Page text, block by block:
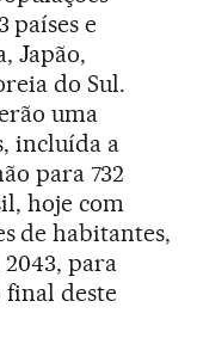
países e
Japão,
do Sul.
uma
incluída a
para 732
hoje com
de habitantes,
para
final deste